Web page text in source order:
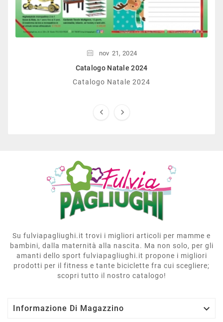
nov 21, 2024
Catalogo Natale 2024
Catalogo Natale 2024
 
Su fulviapagliughi.it trovi i migliori articoli per mamme e
bambini, dalla maternità alla nascita. Ma non solo, per gli
amanti dello sport fulviapagliughi.it propone i migliori
prodotti per il fitness e tante biciclette fra cui scegliere;
scopri tutto il nostro catalogo!
Informazione Di Magazzino 